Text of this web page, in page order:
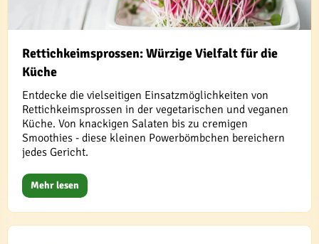
Rettichkeimsprossen: Würzige Vielfalt für die
Küche
Entdecke die vielseitigen Einsatzmöglichkeiten von
Rettichkeimsprossen in der vegetarischen und veganen
Küche. Von knackigen Salaten bis zu cremigen
Smoothies - diese kleinen Powerbömbchen bereichern
jedes Gericht.
Mehr lesen